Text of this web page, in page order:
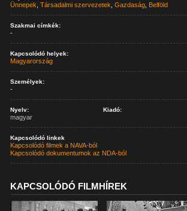
Ünnepek ,Társadalmi szervezetek ,Gazdaság Belföld
Szakmai címkék:
-
Kapcsolódó helyek:
Magyarország
Személyek:
-
Nyelv:
magyar
Kiadó:
Kapcsolódó linkek
Kapcsolódó filmek a NAVA-ból
Kapcsolódó dokumentumok az NDA-ból
KAPCSOLÓDÓ FILMHÍREK